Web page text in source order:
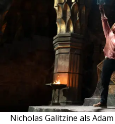
Nicholas Galitzine als